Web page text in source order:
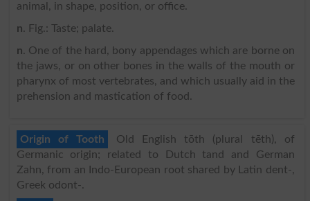
animal, in shape, position, or office.
n. Fig.: Taste; palate.
n. One of the hard, bony appendages which are borne on
the jaws, or on other bones in the walls of the mouth or
pharynx of most vertebrates, and which usually aid in the
prehension and mastication of food.
Origin of Tooth
Old English tōth (plural tēth), of
Germanic origin; related to Dutch tand and German
Zahn, from an Indo-European root shared by Latin dent-,
Greek odont-.